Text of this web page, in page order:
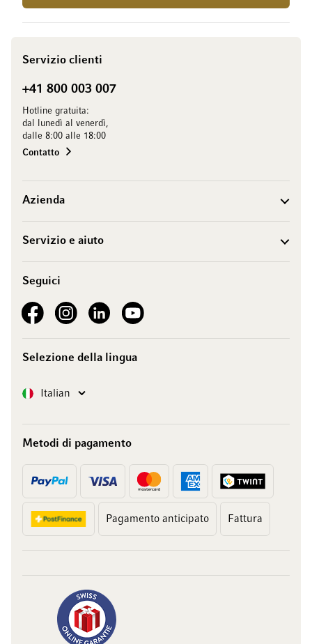
Servizio clienti
+41 800 003 007
Hotline gratuita:
dal lunedì al venerdì,
dalle 8:00 alle 18:00
Contatto
Azienda
Servizio e aiuto
Seguici
See our FacebookSee our Instagram account
See our LinkedInSee our YouTube channel
Selezione della lingua
Lingua Italian
Metodi di pagamento
Pagamento anticipato Fattura